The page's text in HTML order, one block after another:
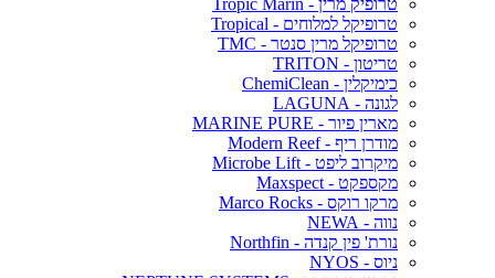
טרופיקל למלוחים - Tropical
טרופיקל מרין סנטר - TMC
טריטון - TRITON
כימיקלין - ChemiClean
לגונה - LAGUNA
מארין פיור - MARINE PURE
מודרן ריף - Modern Reef
מיקרוב ליפט - Microbe Lift
מקספקט - Maxspect
מרקו רוקס - Marco Rocks
נווה - NEWA
נורת' פין קנדה - Northfin
ניוס - NYOS